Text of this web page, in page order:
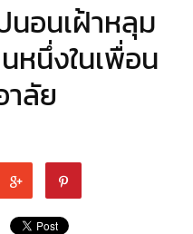
นอนเฝ้าหลุม
หนึ่งในเพื่อน
ลัย